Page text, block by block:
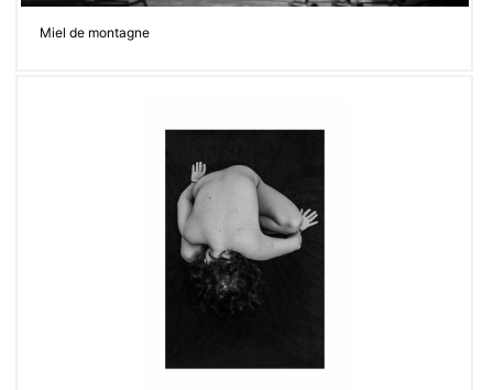
Miel de montagne